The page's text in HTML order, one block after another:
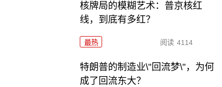
核牌局的模糊艺术：普京核红
线，到底有多红？
最热 阅读 4114
特朗普的制造业\"回流梦\"，为何
成了回流东大？